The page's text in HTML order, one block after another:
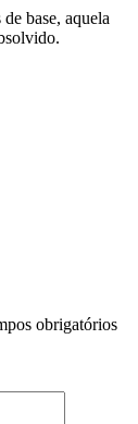
base, aquela
obrigatórios